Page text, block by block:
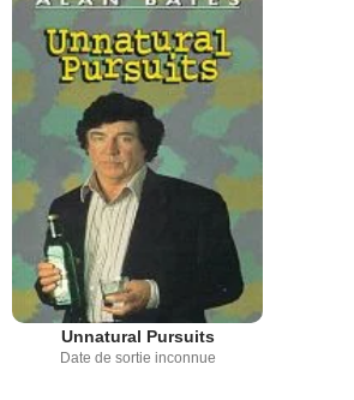
Unnatural Pursuits
Date de sortie inconnue